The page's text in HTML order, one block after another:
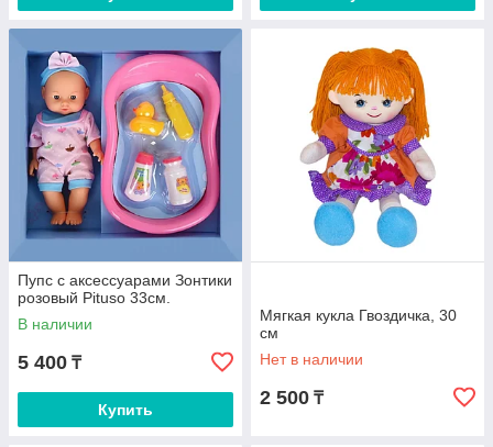
Пупс с аксессуарами Зонтики
розовый Pituso 33см.
В наличии
5 400 ₸
Купить
Мягкая кукла Гвоздичка, 30
см
Нет в наличии
2 500 ₸